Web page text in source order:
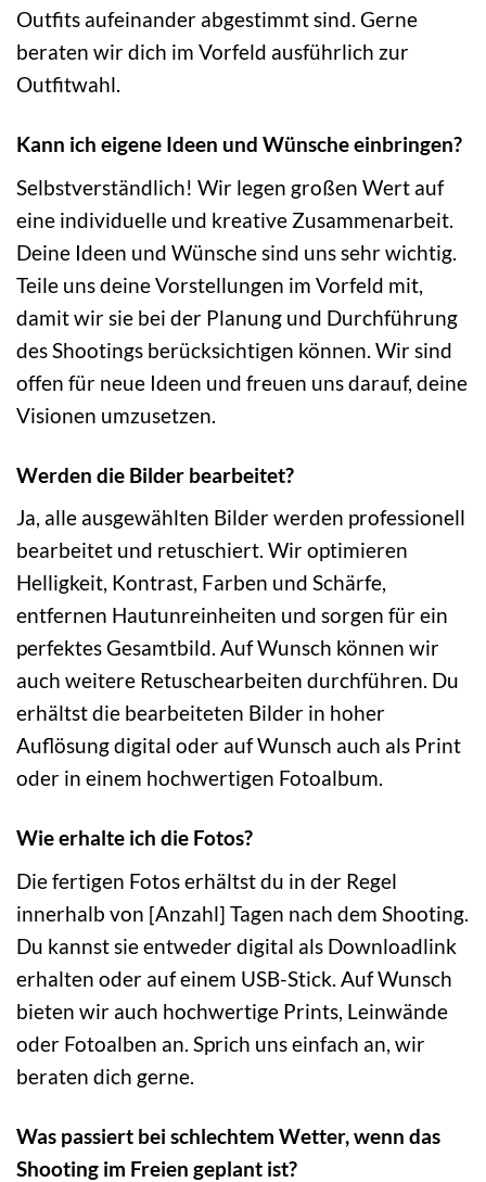
Outfits aufeinander abgestimmt sind. Gerne
beraten wir dich im Vorfeld ausführlich zur
Outfitwahl.
Kann ich eigene Ideen und Wünsche einbringen?
Selbstverständlich! Wir legen großen Wert auf
eine individuelle und kreative Zusammenarbeit.
Deine Ideen und Wünsche sind uns sehr wichtig.
Teile uns deine Vorstellungen im Vorfeld mit,
damit wir sie bei der Planung und Durchführung
des Shootings berücksichtigen können. Wir sind
offen für neue Ideen und freuen uns darauf, deine
Visionen umzusetzen.
Werden die Bilder bearbeitet?
Ja, alle ausgewählten Bilder werden professionell
bearbeitet und retuschiert. Wir optimieren
Helligkeit, Kontrast, Farben und Schärfe,
entfernen Hautunreinheiten und sorgen für ein
perfektes Gesamtbild. Auf Wunsch können wir
auch weitere Retuschearbeiten durchführen. Du
erhältst die bearbeiteten Bilder in hoher
Auflösung digital oder auf Wunsch auch als Print
oder in einem hochwertigen Fotoalbum.
Wie erhalte ich die Fotos?
Die fertigen Fotos erhältst du in der Regel
innerhalb von [Anzahl] Tagen nach dem Shooting.
Du kannst sie entweder digital als Downloadlink
erhalten oder auf einem USB-Stick. Auf Wunsch
bieten wir auch hochwertige Prints, Leinwände
oder Fotoalben an. Sprich uns einfach an, wir
beraten dich gerne.
Was passiert bei schlechtem Wetter, wenn das
Shooting im Freien geplant ist?